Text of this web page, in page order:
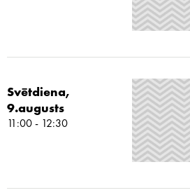
Svētdiena,
9.augusts
11:00 - 12:30